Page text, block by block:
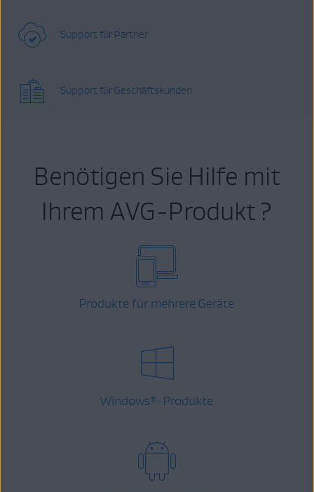
Support für Partner
Support für Geschäftskunden
Benötigen Sie Hilfe mit
Ihrem AVG-Produkt ?
Produkte für mehrere Geräte
Windows® -Produkte